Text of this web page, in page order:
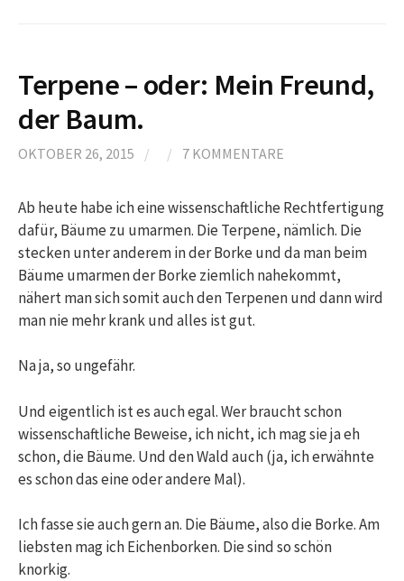
Terpene – oder: Mein Freund,
der Baum.
OKTOBER 26, 2015 / / 7 KOMMENTARE
Ab heute habe ich eine wissenschaftliche Rechtfertigung
dafür, Bäume zu umarmen. Die Terpene, nämlich. Die
stecken unter anderem in der Borke und da man beim
Bäume umarmen der Borke ziemlich nahekommt,
nähert man sich somit auch den Terpenen und dann wird
man nie mehr krank und alles ist gut.
Na ja, so ungefähr.
Und eigentlich ist es auch egal. Wer braucht schon
wissenschaftliche Beweise, ich nicht, ich mag sie ja eh
schon, die Bäume. Und den Wald auch (ja, ich erwähnte
es schon das eine oder andere Mal).
Ich fasse sie auch gern an. Die Bäume, also die Borke. Am
liebsten mag ich Eichenborken. Die sind so schön
knorkig.